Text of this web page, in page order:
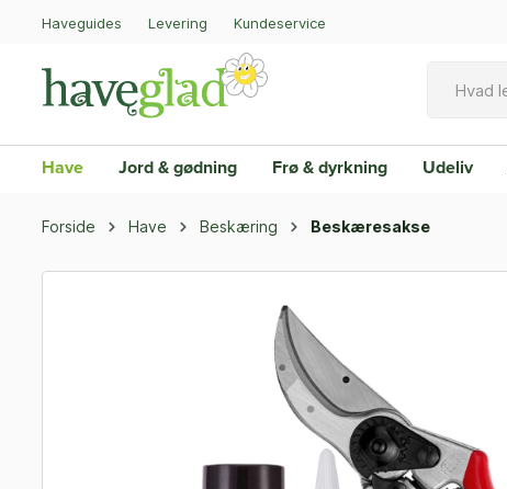
Haveguides Levering Kundeservice
Have Jord & gødning Frø & dyrkning Udeliv
Forside Have Beskæring Beskæresakse